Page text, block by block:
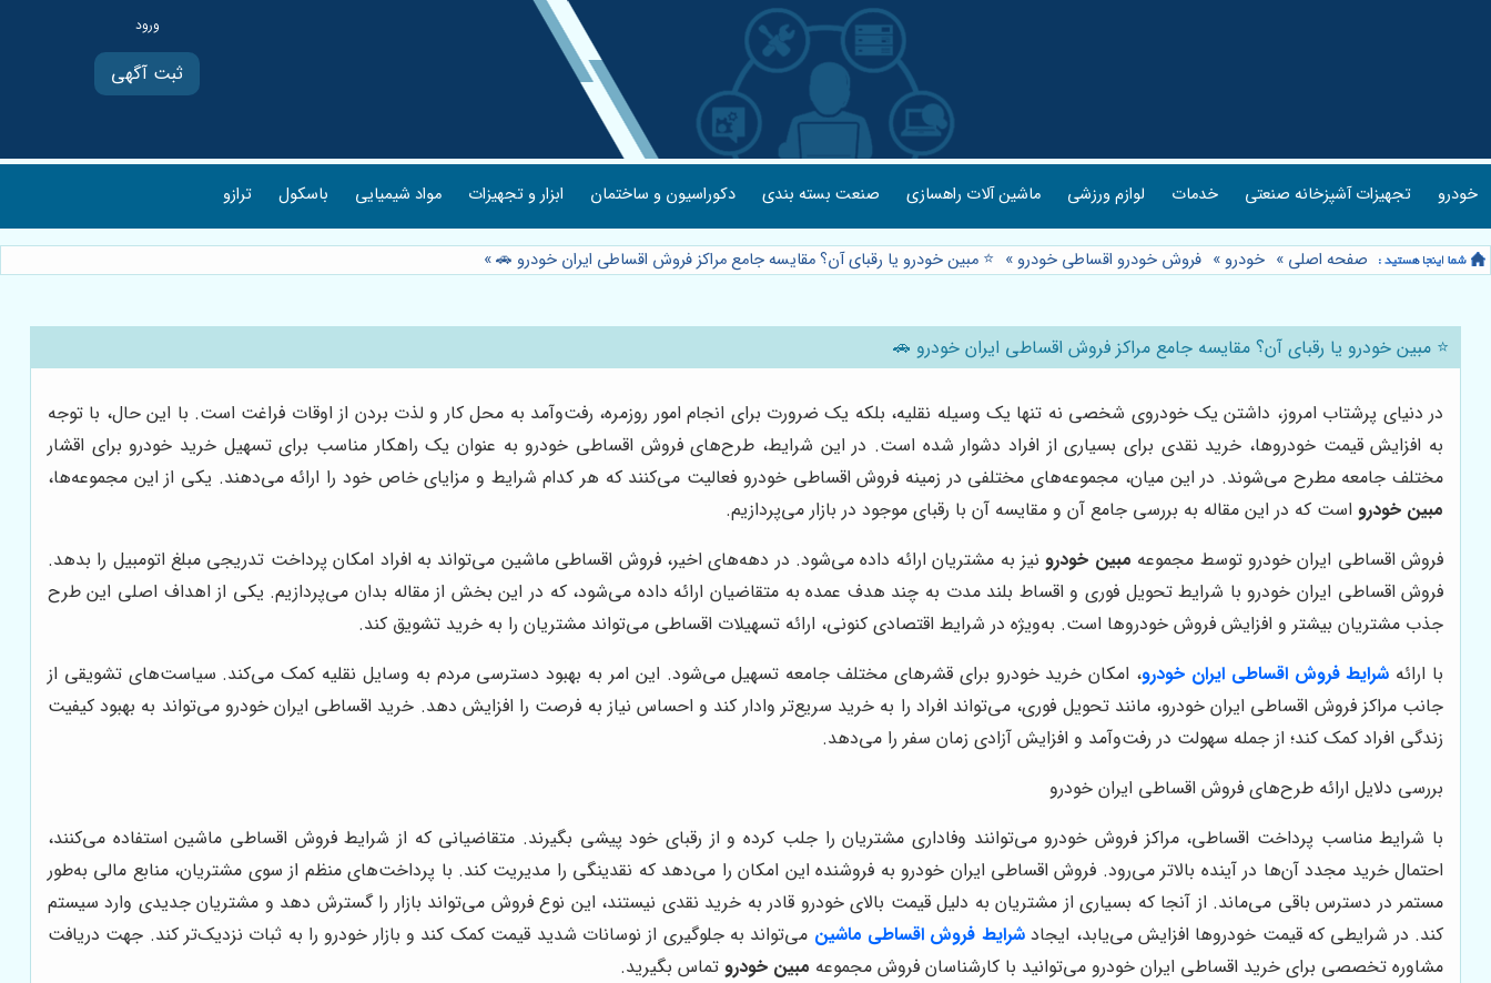
ثبت آگهی
خودرو تجهیزات آشپزخانه صنعتی خدمات لوازم ورزشی ماشین آلات راهسازی صنعت بسته بندی دکوراسیون و ساختمان ابزار و تجهیزات مواد شیمیایی باسکول ترازو
صفحه اصلی » خودرو » فروش خودرو اقساطی خودرو » ⭐️ مبین خودرو یا رقبای آن؟ مقایسه جامع مراکز فروش اقساطی ایران خودرو 🚗»
⭐️ مبین خودرو یا رقبای آن؟ مقایسه جامع مراکز فروش اقساطی ایران خودرو 🚗
در دنیای پرشتاب امروز، داشتن یک خودروی شخصی نه تنها یک وسیله نقلیه، بلکه یک ضرورت برای انجام امور روزمره، رفت‌وآمد به محل کار و لذت بردن از اوقات فراغت است. با این حال، با توجه
به افزایش قیمت خودروها، خرید نقدی برای بسیاری از افراد دشوار شده است. در این شرایط، طرح‌های فروش اقساطی خودرو به عنوان یک راهکار مناسب برای تسهیل خرید خودرو برای اقشار
مختلف جامعه مطرح می‌شوند. در این میان، مجموعه‌های مختلفی در زمینه فروش اقساطی خودرو فعالیت می‌کنند که هر کدام شرایط و مزایای خاص خود را ارائه می‌دهند. یکی از این مجموعه‌ها،
مبین خودرواست که در این مقاله به بررسی جامع آن و مقایسه آن با رقبای موجود در بازار می‌پردازیم.
فروش اقساطی ایران خودرو توسط مجموعه مبین خودرونیز به مشتریان ارائه داده می‌شود. در دهه‌های اخیر، فروش اقساطی ماشین می‌تواند به افراد امکان پرداخت تدریجی مبلغ اتومبیل را بدهد.
فروش اقساطی ایران خودرو با شرایط تحویل فوری و اقساط بلند مدت به چند هدف عمده به متقاضیان ارائه داده می‌شود، که در این بخش از مقاله بدان می‌پردازیم. یکی از اهداف اصلی این طرح
جذب مشتریان بیشتر و افزایش فروش خودروها است. به‌ویژه در شرایط اقتصادی کنونی، ارائه تسهیلات اقساطی می‌تواند مشتریان را به خرید تشویق کند.
با ارائه شرایط فروش اقساطی ایران خودرو، امکان خرید خودرو برای قشرهای مختلف جامعه تسهیل می‌شود. این امر به بهبود دسترسی مردم به وسایل نقلیه کمک می‌کند. سیاست‌های تشویقی از
جانب مراکز فروش اقساطی ایران خودرو، مانند تحویل فوری، می‌تواند افراد را به خرید سریع‌تر وادار کند و احساس نیاز به فرصت را افزایش دهد. خرید اقساطی ایران خودرو می‌تواند به بهبود کیفیت
زندگی افراد کمک کند؛ از جمله سهولت در رفت‌وآمد و افزایش آزادی زمان سفر را می‌دهد.
بررسی دلایل ارائه طرح‌های فروش اقساطی ایران خودرو
با شرایط مناسب پرداخت اقساطی، مراکز فروش خودرو می‌توانند وفاداری مشتریان را جلب کرده و از رقبای خود پیشی بگیرند. متقاضیانی که از شرایط فروش اقساطی ماشین استفاده می‌کنند،
احتمال خرید مجدد آن‌ها در آینده بالاتر می‌رود. فروش اقساطی ایران خودرو به فروشنده این امکان را می‌دهد که نقدینگی را مدیریت کند. با پرداخت‌های منظم از سوی مشتریان، منابع مالی به‌طور
مستمر در دسترس باقی می‌ماند. از آنجا که بسیاری از مشتریان به دلیل قیمت بالای خودرو قادر به خرید نقدی نیستند، این نوع فروش می‌تواند بازار را گسترش دهد و مشتریان جدیدی وارد سیستم
کند. در شرایطی که قیمت خودروها افزایش می‌یابد، ایجادشرایط فروش اقساطی ماشین می‌تواند به جلوگیری از نوسانات شدید قیمت کمک کند و بازار خودرو را به ثبات نزدیک‌تر کند. جهت دریافت
مشاوره تخصصی برای خرید اقساطی ایران خودرو می‌توانید با کارشناسان فروش مجموعه مبین خودروتماس بگیرید.